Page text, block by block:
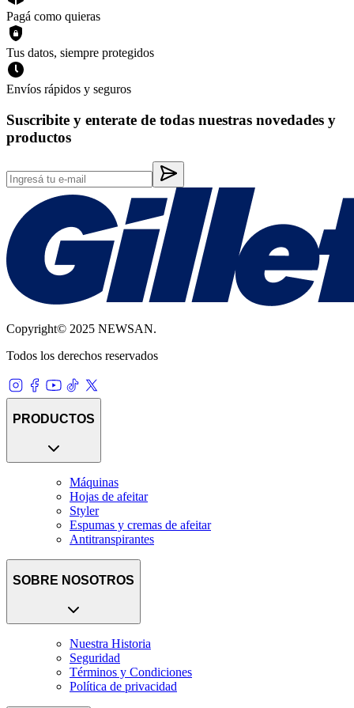
Pagá como quieras
Tus datos, siempre protegidos
Envíos rápidos y seguros
Suscribite y enterate de todas nuestras novedades y
productos
Copyright© 2025 NEWSAN.
Todos los derechos reservados
PRODUCTOS
Máquinas
Hojas de afeitar
Styler
Espumas y cremas de afeitar
Antitranspirantes
SOBRE NOSOTROS
Nuestra Historia
Seguridad
Términos y Condiciones
Política de privacidad